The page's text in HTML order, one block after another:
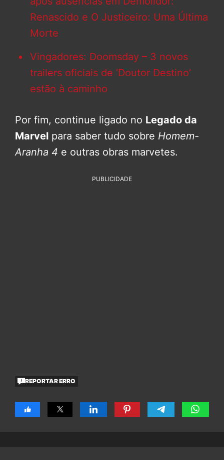
Renascido e O Justiceiro: Uma Última
Morte
Vingadores: Doomsday – 3 novos
trailers oficiais de ‘Doutor Destino’
estão à caminho
Por fim, continue ligado no Legado da
Marvel para saber tudo sobre Homem-
Aranha 4 e outras obras marvetes.
PUBLICIDADE
REPORTAR ERRO